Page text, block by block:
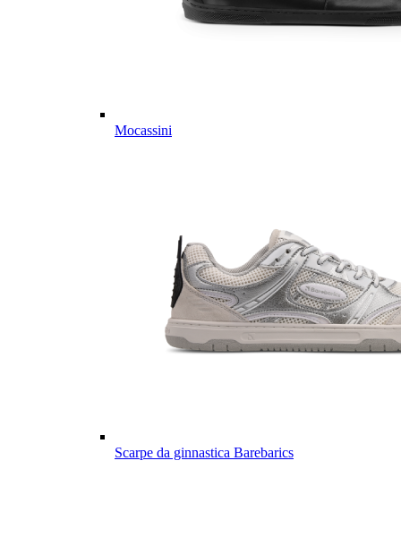
Mocassini
Scarpe da ginnastica Barebarics